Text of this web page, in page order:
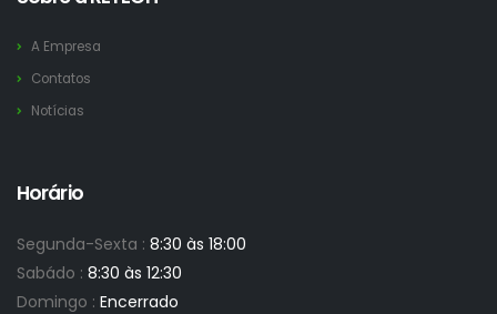
A Empresa
Contatos
Notícias
Horário
Segunda-Sexta : 8:30 às 18:00
Sabádo : 8:30 às 12:30
Domingo : Encerrado